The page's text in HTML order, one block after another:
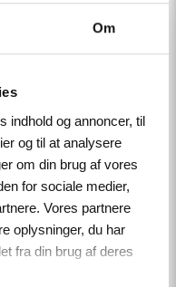
Om
indhold og annoncer, til
og til at analysere
om din brug af vores
for sociale medier,
Vores partnere
oplysninger, du har
fra din brug af deres
Det
leverandører
at vi er en
– en
med, og
også når